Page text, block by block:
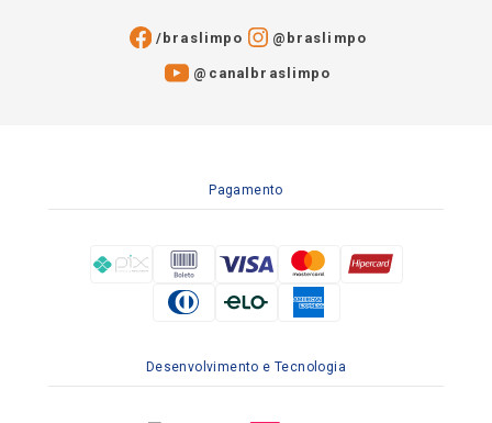
/braslimpo @braslimpo
@canalbraslimpo​
Pagamento
Desenvolvimento e Tecnologia